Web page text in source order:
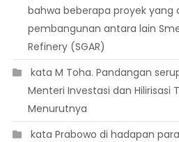
bahwa beberapa proyek yang
pembangunan antara lain
Refinery (SGAR)
 kata M Toha. Pandangan
Menteri Investasi dan Hilirisasi
Menurutnya
 kata Prabowo di hadapan